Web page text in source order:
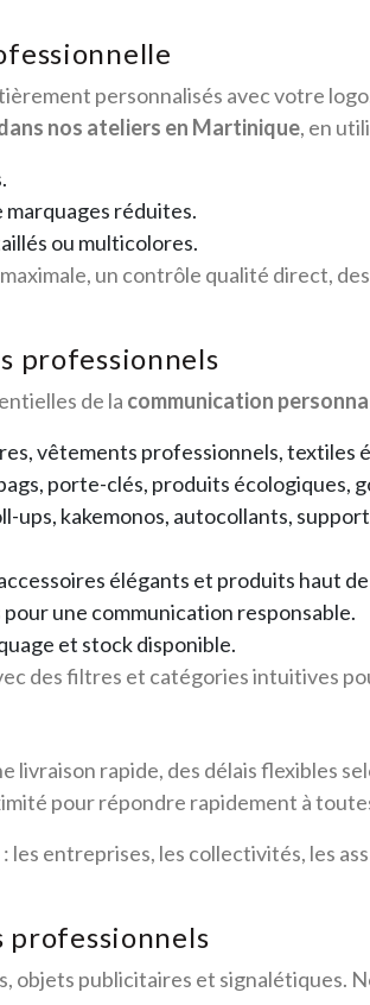
personnalisés avec votre
nos ateliers en Martinique, en
marquages réduites.
ou multicolores.
un contrôle qualité direct,
professionnels
de la communication
vêtements professionnels, textiles
porte-clés, produits écologiques,
ups, kakemonos, autocollants,
élégants et produits haut
une communication responsable.
et stock disponible.
des filtres et catégories intuitives
livraison rapide, des délais flexibles
pour répondre rapidement à
entreprises, les collectivités, les
professionnels
publicitaires et signalétiques.